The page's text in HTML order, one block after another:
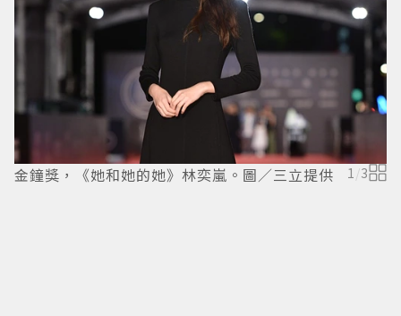
金鐘獎，《她和她的她》林奕嵐。圖／三立提供 1/3